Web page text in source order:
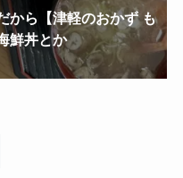
から【津軽のおかず も
鮮丼とか